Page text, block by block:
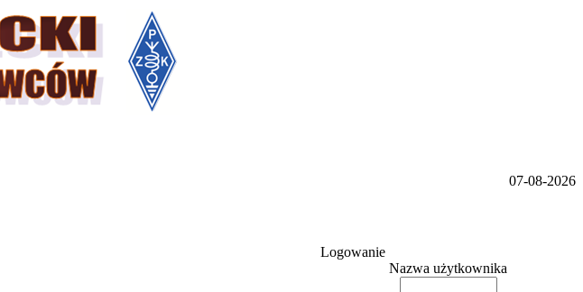
07-08-2026
Logowanie
Nazwa użytkownika